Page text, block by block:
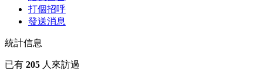
打個招呼
發送消息
統計信息
已有 205 人來訪過